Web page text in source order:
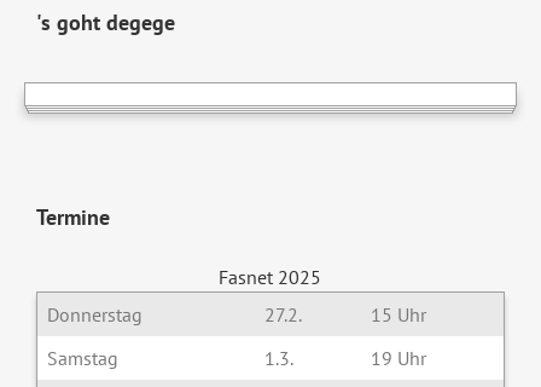
's goht degege
Termine
Fasnet 2025
Donnerstag
27.2.
15 Uhr
Samstag
1.3.
19 Uhr